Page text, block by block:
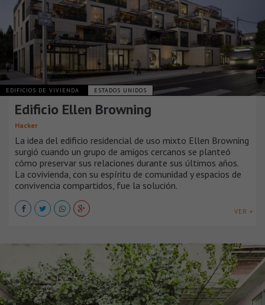
EDIFICIOS DE VIVIENDA ESTADOS UNIDOS
Edificio Ellen Browning
Hacker
La idea del edificio residencial de uso mixto Ellen Browning
surgió cuando un grupo de amigos cercanos se planteó
cómo preservar sus relaciones durante sus últimos años.
La covivienda, con su espíritu de comunidad y espacios de
convivencia compartidos, fue la solución.
VER +